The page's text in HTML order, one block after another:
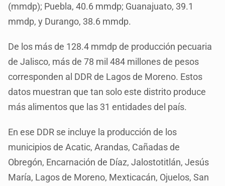
(mmdp); Puebla, 40.6 mmdp; Guanajuato, 39.1
mmdp, y Durango, 38.6 mmdp.
De los más de 128.4 mmdp de producción pecuaria
de Jalisco, más de 78 mil 484 millones de pesos
corresponden al DDR de Lagos de Moreno. Estos
datos muestran que tan solo este distrito produce
más alimentos que las 31 entidades del país.
En ese DDR se incluye la producción de los
municipios de Acatic, Arandas, Cañadas de
Obregón, Encarnación de Díaz, Jalostotitlán, Jesús
María, Lagos de Moreno, Mexticacán, Ojuelos, San